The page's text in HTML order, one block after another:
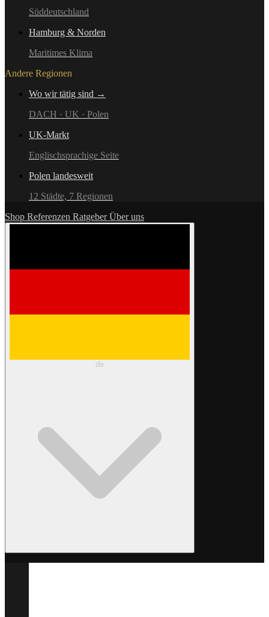
Süddeutschland
Hamburg & Norden
Maritimes Klima
Andere Regionen
Wo wir tätig sind →
DACH · UK · Polen
UK-Markt
Englischsprachige Seite
Polen landesweit
12 Städte, 7 Regionen
Shop Referenzen RatgeberÜber uns
de